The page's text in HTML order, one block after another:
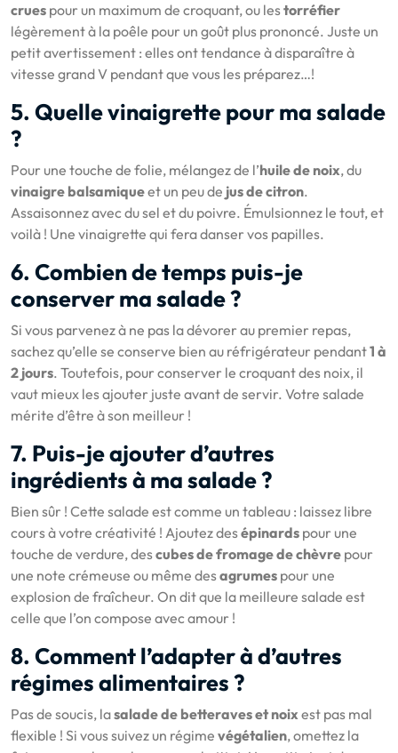
crues pour un maximum de croquant, ou lestorréfier
légèrement à la poêle pour un goût plus prononcé. Juste un
petit avertissement : elles ont tendance à disparaître à
vitesse grand V pendant que vous les préparez…!
5. Quelle vinaigrette pour ma salade
?
Pour une touche de folie, mélangez de l’huile de noix, du
vinaigre balsamiqueet un peu de jus de citron.
Assaisonnez avec du sel et du poivre. Émulsionnez le tout, et
voilà ! Une vinaigrette qui fera danser vos papilles.
6. Combien de temps puis-je
conserver ma salade ?
Si vous parvenez à ne pas la dévorer au premier repas,
sachez qu’elle se conserve bien au réfrigérateur pendant1 à
2 jours. Toutefois, pour conserver le croquant des noix, il
vaut mieux les ajouter juste avant de servir. Votre salade
mérite d’être à son meilleur !
7. Puis-je ajouter d’autres
ingrédients à ma salade ?
Bien sûr ! Cette salade est comme un tableau : laissez libre
cours à votre créativité ! Ajoutez desépinards pour une
touche de verdure, descubes de fromage de chèvre pour
une note crémeuse ou même desagrumes pour une
explosion de fraîcheur. On dit que la meilleure salade est
celle que l’on compose avec amour !
8. Comment l’adapter à d’autres
régimes alimentaires ?
Pas de soucis, lasalade de betteraves et noixest pas mal
flexible ! Si vous suivez un régime végétalien, omettez la